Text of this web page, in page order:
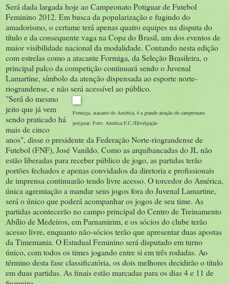
Será dada largada hoje ao Campeonato Potiguar de Futebol
Feminino 2012. Em busca da popularização e fugindo do
amadorismo, o certame terá apenas quatro equipes na disputa do
título e da consequente vaga na Copa do Brasil, um dos eventos de
maior visibilidade nacional da modalidade. Contando nesta edição
com estrelas como a atacante Formiga, da Seleção Brasileira, o
principal palco da competição continuará sendo o Juvenal
Lamartine, símbolo da atenção dispensada ao esporte norte-
riograndense, e não será acessível ao público.
Formiga, atacante do América, é a grande atração do campeonato
potiguar. Foto: América F.C./Divulgação
"Será do mesmo
jeito que já vem
sendo praticado há
mais de cinco
anos", disse o presidente da Federação Norte-riograndense de
Futebol (FNF), José Vanildo. Como as arquibancadas do JL não
estão liberadas para receber público de jogo, as partidas terão
portões fechados e apenas convidados da diretoria e profissionais
de imprensa continuarão tendo livre acesso. O torcedor do América,
única agremiação a mandar seus jogos fora do Juvenal Lamartine,
será o único que poderá acompanhar os jogos de seu time. As
partidas acontecerão no campo principal do Centro de Treinamento
Abílio de Medeiros, em Parnamirim, e os sócios do clube terão
acesso livre, enquanto não-sócios terão que apresentar duas apostas
da Timemania. O Estadual Feminino será disputado em turno
único, com todos os times jogando entre si em três rodadas. Ao
término desta fase classificatória, os dois melhores decidirão o título
em duas partidas. As finais estão marcadas para os dias 4 e 11 de